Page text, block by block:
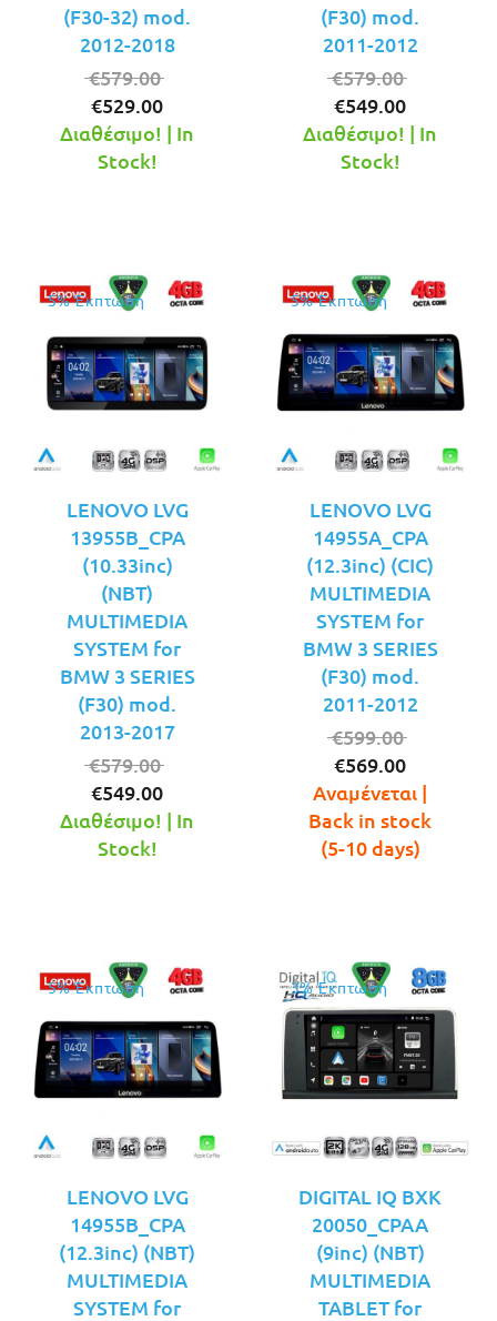
(F30-32) mod.
2012-2018
€579.00
was:
€529.00
τρέχουσα
Διαθέσιμο! | In
Stock!
(F30) mod.
2011-2012
€579.00
was:
€549.00
τρέχουσα
Διαθέσιμο! | In
Stock!
5% Έκπτωση
LENOVO LVG
13955B_CPA
(10.33inc)
(NBT)
MULTIMEDIA
SYSTEM for
BMW 3 SERIES
(F30) mod.
2013-2017
€579.00
was:
€549.00
τρέχουσα
Διαθέσιμο! | In
Stock!
5% Έκπτωση
LENOVO LVG
14955A_CPA
(12.3inc) (CIC)
MULTIMEDIA
SYSTEM for
BMW 3 SERIES
(F30) mod.
2011-2012
€599.00
was:
€599.00.
€569.00
τρέχουσα
τιμή
είναι:
Αναμένεται |
Back in stock
(5-10 days)
5% Έκπτωση
LENOVO LVG
14955B_CPA
(12.3inc) (NBT)
MULTIMEDIA
SYSTEM for
3% Έκπτωση
DIGITAL IQ BXK
20050_CPAA
(9inc) (NBT)
MULTIMEDIA
TABLET for